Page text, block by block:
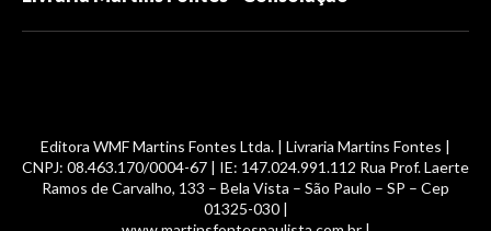
Editora WMF Martins Fontes Ltda. | Livraria Martins Fontes |
CNPJ: 08.463.170/0004-67 | IE: 147.024.991.112 Rua Prof. Laerte
Ramos de Carvalho, 133 – Bela Vista – São Paulo – SP – Cep
01325-030 |